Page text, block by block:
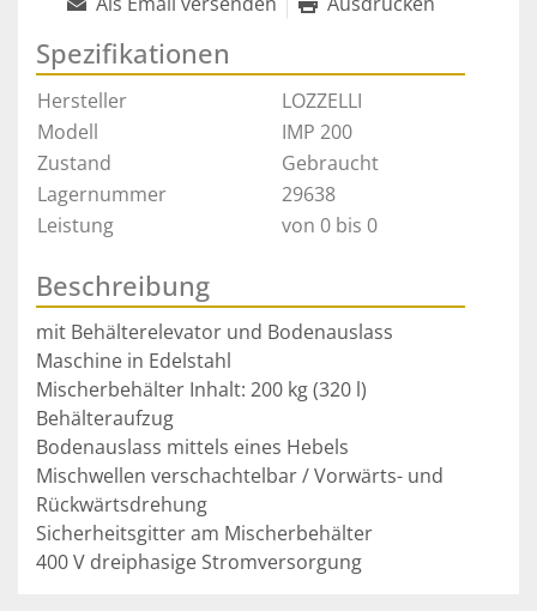
Spezifikationen
Hersteller
LOZZELLI
Modell
IMP 200
Zustand
Gebraucht
Lagernummer
29638
Leistung
von 0 bis 0
Beschreibung
mit Behälterelevator und Bodenauslass
Maschine in Edelstahl
Mischerbehälter Inhalt: 200 kg (320 l)
Behälteraufzug
Bodenauslass mittels eines Hebels
Mischwellen verschachtelbar / Vorwärts- und
Rückwärtsdrehung
Sicherheitsgitter am Mischerbehälter
400 V dreiphasige Stromversorgung